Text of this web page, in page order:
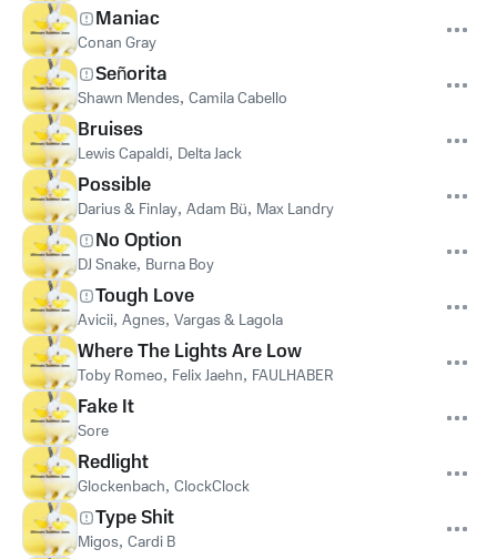
Maniac
Conan Gray
Señorita
Shawn Mendes, Camila Cabello
Bruises
Lewis Capaldi, Delta Jack
Possible
Darius & Finlay, Adam Bü, Max Landry
No Option
DJ Snake, Burna Boy
Tough Love
Avicii, Agnes, Vargas & Lagola
Where The Lights Are Low
Toby Romeo, Felix Jaehn, FAULHABER
Fake It
Sore
Redlight
Glockenbach, ClockClock
Type Shit
Migos, Cardi B